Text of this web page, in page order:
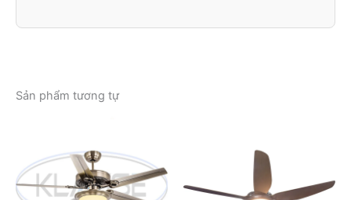
Sản phẩm tương tự